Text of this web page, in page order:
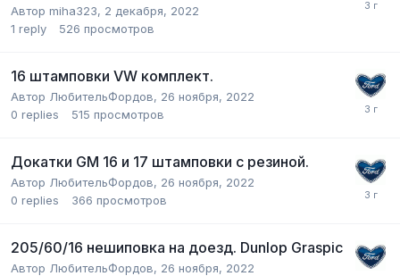
Автор miha323, 2 декабря, 2022
1 reply 526 просмотров
16 штамповки VW комплект.
Автор ЛюбительФордов, 26 ноября, 2022
0 replies 515 просмотров
Докатки GM 16 и 17 штамповки с резиной.
Автор ЛюбительФордов, 26 ноября, 2022
0 replies 366 просмотров
205/60/16 нешиповка на доезд. Dunlop Graspic
Автор ЛюбительФордов, 26 ноября, 2022